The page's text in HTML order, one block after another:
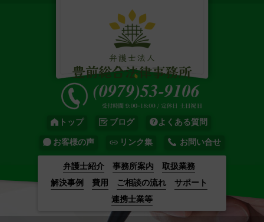
トップ ブログ よくある質問
お客様の声 リンク集 お問い合せ
弁護士紹介 事務所案内
取扱業務
解決事例
費用 ご相談の流れ
サポート
連携士業等